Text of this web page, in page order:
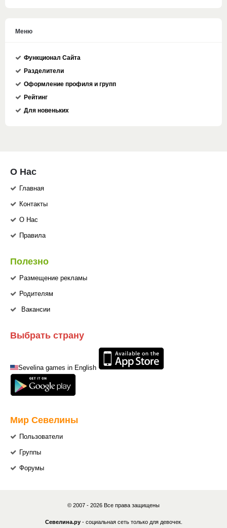
Меню
Функционал Сайта
Разделители
Оформление профиля и групп
Рейтинг
Для новеньких
О Нас
Главная
Контакты
О Нас
Правила
Полезно
Размещение рекламы
Родителям
Вакансии
Выбрать страну
Sevelina games in English
Мир Севелины
Пользователи
Группы
Форумы
© 2007 - 2026 Все права защищены
Севелина.ру- социальная сеть только для девочек.